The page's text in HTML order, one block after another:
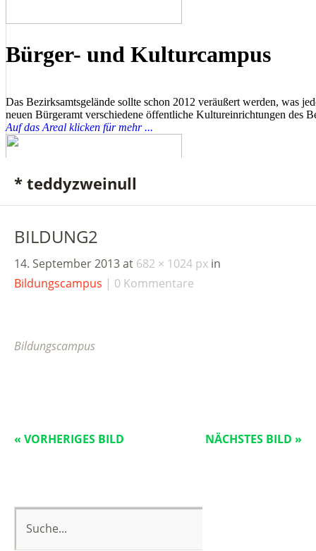
* teddyzweinull
BILDUNG2
14. September 2013at 682 × 1024 px in
Bildungscampus
0 Kommentare
Bildungscampus
« VORHERIGES BILD NÄCHSTES BILD »